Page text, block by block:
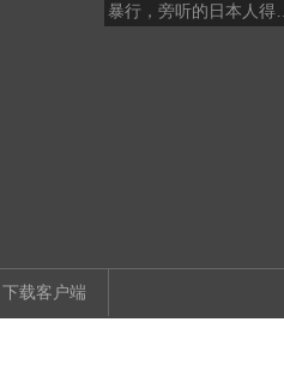
暴行，旁听的日本人得知
下载客户端